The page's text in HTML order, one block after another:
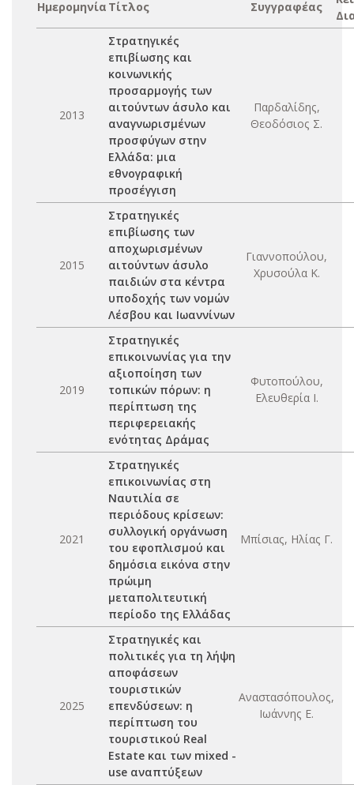
Ημερομηνία Τίτλος Συγγραφέας
2013
Στρατηγικές
επιβίωσης και
κοινωνικής
προσαρμογής των
αιτούντων άσυλο και
αναγνωρισμένων
προσφύγων στην
Ελλάδα: μια
εθνογραφική
προσέγγιση
Παρδαλίδης,
Θεοδόσιος Σ.
2015
Στρατηγικές
επιβίωσης των
αποχωρισμένων
αιτούντων άσυλο
παιδιών στα κέντρα
υποδοχής των νομών
Λέσβου και Ιωαννίνων
Γιαννοπούλου,
Χρυσούλα Κ.
2019
Στρατηγικές
επικοινωνίας για την
αξιοποίηση των
τοπικών πόρων: η
περίπτωση της
περιφερειακής
ενότητας Δράμας
Φυτοπούλου,
Ελευθερία Ι.
2021
Στρατηγικές
επικοινωνίας στη
Ναυτιλία σε
περιόδους κρίσεων:
συλλογική οργάνωση
του εφοπλισμού και
δημόσια εικόνα στην
πρώιμη
μεταπολιτευτική
περίοδο της Ελλάδας
Μπίσιας, Ηλίας Γ.
2025
Στρατηγικές και
πολιτικές για τη λήψη
αποφάσεων
τουριστικών
επενδύσεων: η
περίπτωση του
τουριστικού Real
Estate και των mixed -
use αναπτύξεων
Αναστασόπουλος,
Ιωάννης Ε.